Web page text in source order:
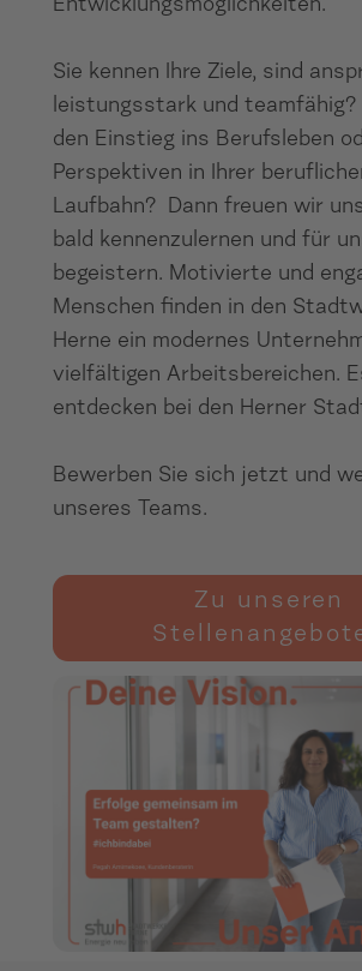
Entwicklungsmöglichkeiten.
Sie kennen Ihre Ziele, sind
leistungsstark und teamfähig?
den Einstieg ins Berufsleben
Perspektiven in Ihrer
Laufbahn? Dann freuen wir
bald kennenzulernen und für
begeistern. Motivierte und
Menschen finden in den
Herne ein modernes
vielfältigen Arbeitsbereichen.
entdecken bei den Herner
Bewerben Sie sich jetzt und
unseres Teams.
Zu unseren